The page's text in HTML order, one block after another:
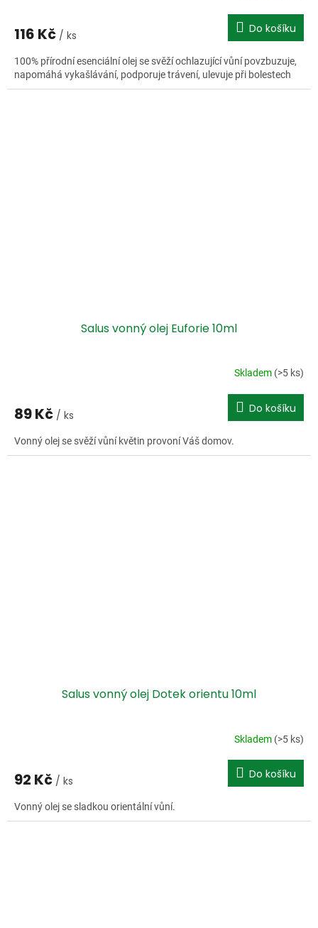
116 Kč / ks Do košíku
100% přírodní esenciální olej se svěží ochlazující vůní povzbuzuje,
napomáhá vykašlávání, podporuje trávení, ulevuje při bolestech
Salus vonný olej Euforie 10ml
Skladem (>5 ks)
89 Kč / ks Do košíku
Vonný olej se svěží vůní květin provoní Váš domov.
Salus vonný olej Dotek orientu 10ml
Skladem (>5 ks)
92 Kč / ks Do košíku
Vonný olej se sladkou orientální vůní.